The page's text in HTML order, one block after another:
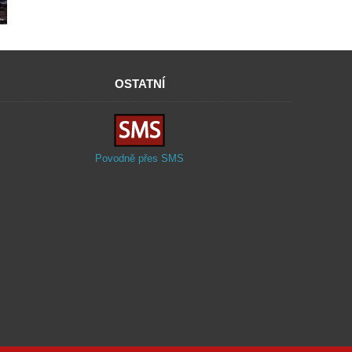
OSTATNÍ
Povodně přes SMS